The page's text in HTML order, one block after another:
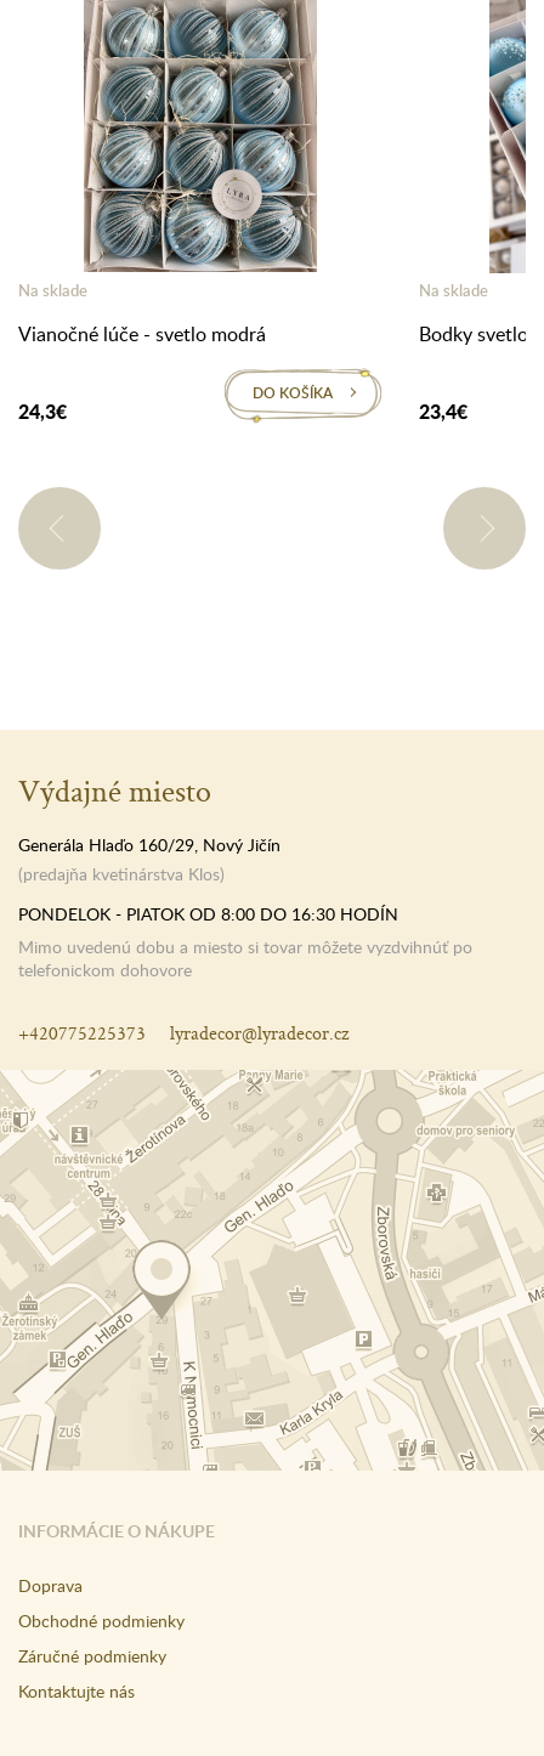
Na sklade
Vianočné lúče - svetlo modrá
24,3€
DO KOŠÍKA
Na sklade
Bodky svetlo
23,4€
INFORMÁCIE O NÁKUPE
Doprava
Obchodné podmienky
Záručné podmienky
Kontaktujte nás
Výdajné miesto
Generála Hlaďo 160/29, Nový Jičín
(predajňa kvetinárstva Klos)
PONDELOK - PIATOK OD 8:00 DO 16:30 HODÍN
Mimo uvedenú dobu a miesto si tovar môžete vyzdvihnúť po
telefonickom dohovore
+420775225373 lyradecor@lyradecor.cz